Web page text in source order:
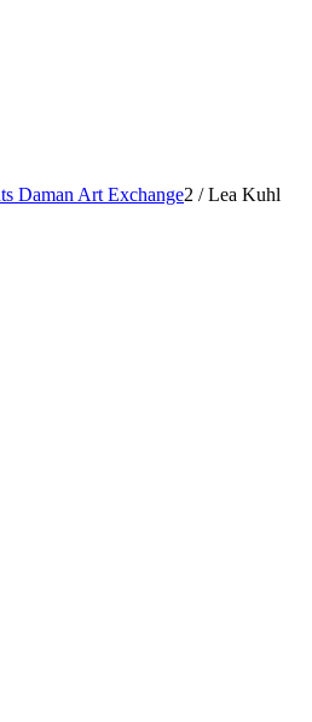
Daman Art Exchange2 / Lea Kuhl